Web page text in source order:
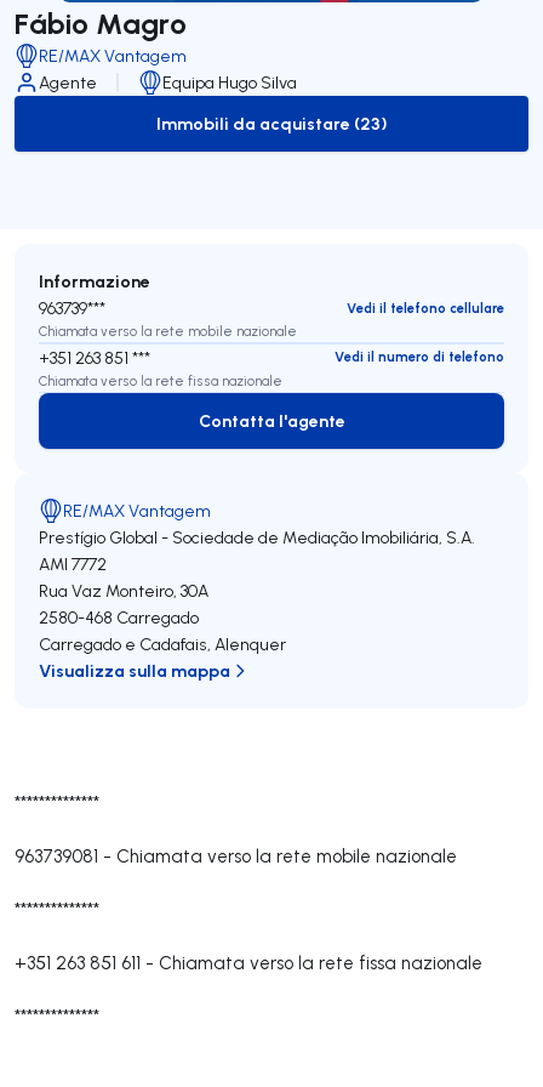
Fábio Magro
RE/MAX Vantagem
Agente
Equipa Hugo Silva
to-buy-listing
Immobili da acquistare (23)
**************
963739081 - Chiamata verso la rete mobile nazionale
**************
+351 263 851 611 - Chiamata verso la rete fissa nazionale
**************
Informazione
963739***
Vedi il telefono cellulare
Chiamata verso la rete mobile nazionale
+351 263 851 ***
Vedi il numero di telefono
Chiamata verso la rete fissa nazionale
Contatta l'agente
Contatta l'agente
RE/MAX Vantagem
Prestígio Global - Sociedade de Mediação Imobiliária, S.A.
AMI 7772
Rua Vaz Monteiro, 30A
2580-468 Carregado
Carregado e Cadafais, Alenquer
Visualizza sulla mappa